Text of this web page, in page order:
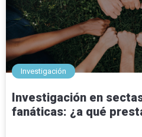
Investigación
Investigación en
fanáticas: ¿a qué